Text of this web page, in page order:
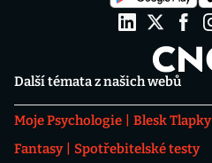
Další témata z našich webů
Moje Psychologie Blesk Tlapky
Fantasy
Spotřebitelské testy